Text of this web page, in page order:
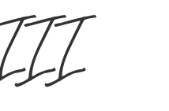
III